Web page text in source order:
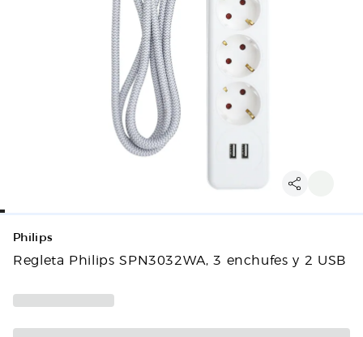
Philips
Regleta Philips SPN3032WA, 3 enchufes y 2 USB